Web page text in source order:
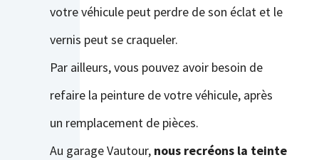
votre véhicule peut perdre de son éclat et le
vernis peut se craqueler.
Par ailleurs, vous pouvez avoir besoin de
refaire la peinture de votre véhicule, après
un remplacement de pièces.
Au garage Vautour, nous recréons la teinte